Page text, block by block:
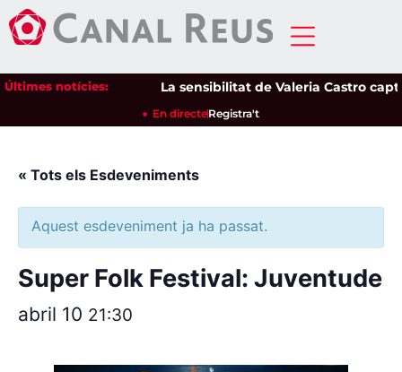
Últimes notícies: La sensibilitat de Valeria Castro
En directeRegistra't
« Tots els Esdeveniments
Aquest esdeveniment ja ha passat.
Super Folk Festival: Juventude
abril 10 21:30